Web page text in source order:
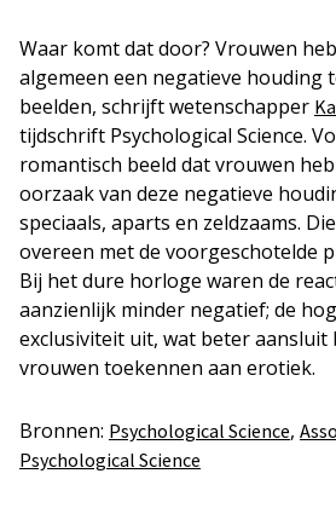
Waar komt dat door? Vrouwen
algemeen een negatieve houding
beelden, schrijft wetenschapper
tijdschrift Psychological Science.
romantisch beeld dat vrouwen
oorzaak van deze negatieve
speciaals, aparts en zeldzaams.
overeen met de voorgeschotelde
Bij het dure horloge waren de
aanzienlijk minder negatief; de
exclusiviteit uit, wat beter aansluit
vrouwen toekennen aan erotiek.
Bronnen: Psychological Science,
Psychological Science